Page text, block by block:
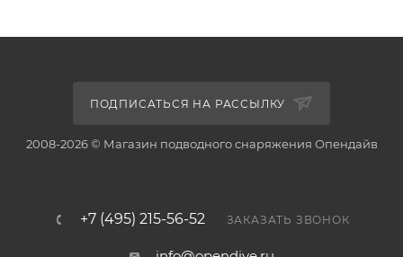
ПОДПИСАТЬСЯ НА РАССЫЛКУ
2008-2026 © Магазин подводного снаряжения Опендайв
+7 (495) 215-56-52 ЗАКАЗАТЬ ЗВОНОК